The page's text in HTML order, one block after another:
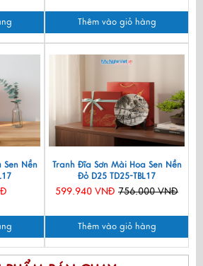
Thêm vào giỏ hàng
Nền
Tranh Đĩa Sơn Mài Hoa Sen Nền
Đỏ D25 TD25-TBL17
599.940 VNĐ 756.000 VNĐ
Thêm vào giỏ hàng